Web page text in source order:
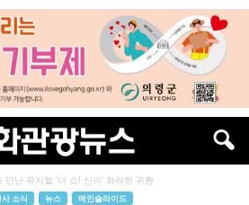
만난 뮤지컬 ‘더 쇼! 신라’ 화려한 귀환
소식 뉴스 메인슬라이드